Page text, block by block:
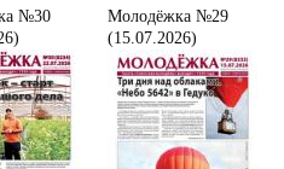
№30
Молодёжка №29
(15.07.2026)